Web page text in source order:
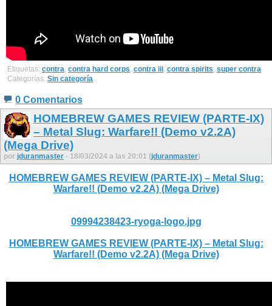
Etiquetas: contra, contra hard corps, contra iii, contra spirits, super contra
Categorías: Sin categoría
0 Comentarios
HOMEBREW GAMES REVIEW (PARTE-IX)
– Metal Slug: Warfare!! (Demo v2.2A)
(Mega Drive)
por jduranmaster - 18/03/2024 a las 20:01 (jduranmaster)
HOMEBREW GAMES REVIEW (PARTE-IX) – Metal Slug:
Warfare!! (Demo v2.2A) (Mega Drive)
09994238423-ryoga-logo.jpg
HOMEBREW GAMES REVIEW (PARTE-IX) – Metal Slug:
Warfare!! (Demo v2.2A) (Mega Drive)